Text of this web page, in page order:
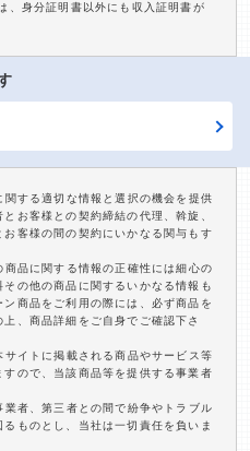
、身分証明書以外にも収入証明書が
する適切な情報と選択の機会を提供
お客様との契約締結の代理、斡旋、
客様の間の契約にいかなる関与もす
品に関する情報の正確性には細心の
の他の商品に関するいかなる情報も
商品をご利用の際には、必ず商品を
、商品詳細をご自身でご確認下さ
イトに掲載される商品やサービス等
ので、当該商品等を提供する事業者
者、第三者との間で紛争やトラブル
ものとし、当社は一切責任を負いま